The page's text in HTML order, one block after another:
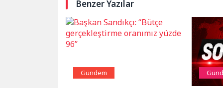
Benzer Yazılar
Gündem